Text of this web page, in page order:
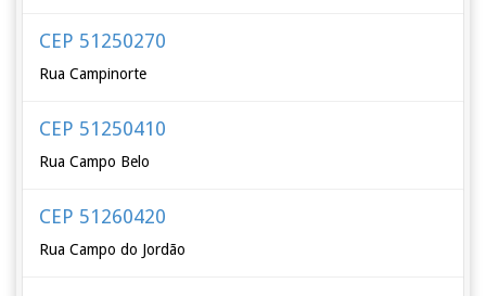
CEP 51250270
Rua Campinorte
CEP 51250410
Rua Campo Belo
CEP 51260420
Rua Campo do Jordão